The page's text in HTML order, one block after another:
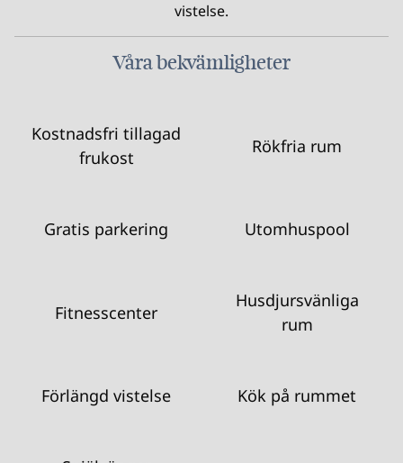
vistelse.
Våra bekvämligheter
Kostnadsfri tillagad
frukost
Rökfria rum
Gratis parkering Utomhuspool
Fitnesscenter
Husdjursvänliga
rum
Förlängd vistelse Kök på rummet